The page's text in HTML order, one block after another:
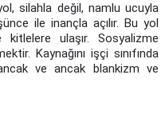
silahla değil, namlu ucuyla
ile inançla açılır. Bu yol
kitlelere ulaşır. Sosyalizme
Kaynağını işçi sınıfında
ve ancak blankizm ve